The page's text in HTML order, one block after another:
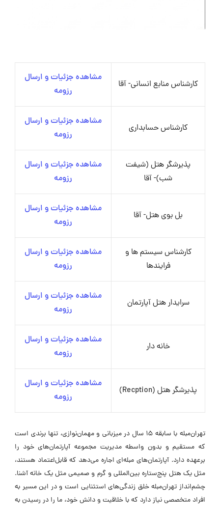
کارشناس منابع انسانی- آقا
مشاهده جزئیات و ارسال
رزومه
کارشناس حسابداری
مشاهده جزئیات و ارسال
رزومه
پذیرشگر هتل (شیفت
شب)- آقا
مشاهده جزئیات و ارسال
رزومه
بل بوی هتل- آقا
مشاهده جزئیات و ارسال
رزومه
کارشناس سیستم ها و
فرایندها
مشاهده جزئیات و ارسال
رزومه
سرایدار هتل آپارتمان
مشاهده جزئیات و ارسال
رزومه
خانه دار
مشاهده جزئیات و ارسال
رزومه
پذیرشگر هتل (Recption)
مشاهده جزئیات و ارسال
رزومه
تهران‌مبله با سابقه ۱۵ سال در میزبانی و مهمان‌نوازی، تنها برندی است
که مستقیم و بدون واسطه مدیریت مجموعه آپارتمان‌های خود را
برعهده دارد. آپارتمان‌های مبله‌ای اجاره می‌دهد که قابل‌اعتماد هستند،
مثل یک هتل پنج‌ستاره بین‌المللی و گرم و صمیمی مثل یک خانه آشنا.
چشم‌انداز تهران‌مبله خلق زندگی‌های استثنایی است و در این مسیر به
افراد متخصصی نیاز دارد که با خلاقیت و دانش خود، ما را در رسیدن به